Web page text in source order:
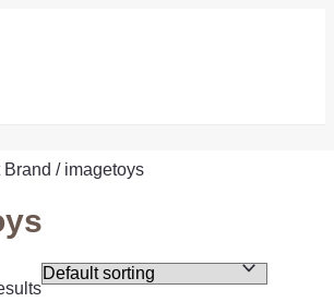
/ imagetoys